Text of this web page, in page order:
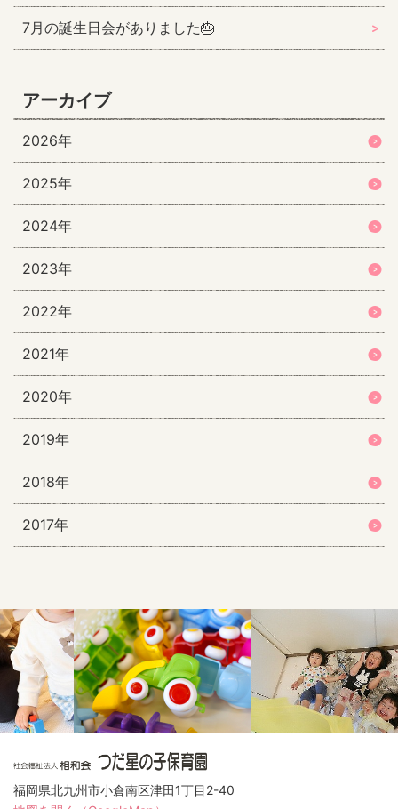
7月の誕生日会がありました🎂
アーカイブ
2026年
2025年
2024年
2023年
2022年
2021年
2020年
2019年
2018年
2017年
福岡県北九州市小倉南区津田1丁目2-40